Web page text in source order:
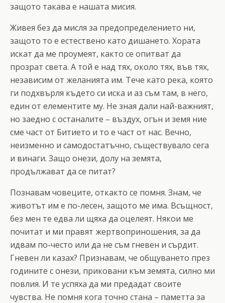
защото такава е нашата мисия.
Живея без да мисля за предопределението ни,
защото то е естествено като дишането. Хората
искат да ме проумеят, както се опитват да
прозрат света. А той е над тях, около тях, във тях,
независим от желанията им. Тече като река, която
ги подхвърля където си иска и аз съм там, в него,
един от елементите му. Не зная дали най-важният,
но заедно с останалите – въздух, огън и земя ние
сме част от Битието и то е част от нас. Вечно,
неизменно и самодостатъчно, съществувало сега
и винаги. Защо онези, долу на земята,
продължават да се питат?
Познавам човеците, откакто се помня. Знам, че
животът им е по-лесен, защото ме има. Всъщност,
без мен те едва ли щяха да оцелеят. Някои ме
почитат и ми правят жертвоприношения, за да
идвам по-често или да не съм гневен и сърдит.
Гневен ли казах? Признавам, че общуването през
годините с онези, приковани към земята, силно ми
повлия. И те успяха да ми предадат своите
чувства. Не помня кога точно стана – паметта за